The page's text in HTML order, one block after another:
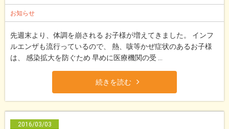
お知らせ
先週末より、体調を崩される お子様が増えてきました。 インフ
ルエンザも流行っているので、 熱、咳等かぜ症状のあるお子様
は、 感染拡大を防ぐため 早めに医療機関の受 ...
続きを読む
2016/03/03